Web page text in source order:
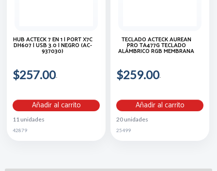
HUB ACTECK 7 EN 1 | PORT X7C
DH607 | USB 3.0 | NEGRO (AC-
937030)
$257.00
Añadir al carrito
11 unidades
42879
TECLADO ACTECK AUREAN
PRO TA477G TECLADO
ALÁMBRICO RGB MEMBRANA
$259.00
Añadir al carrito
20 unidades
25499